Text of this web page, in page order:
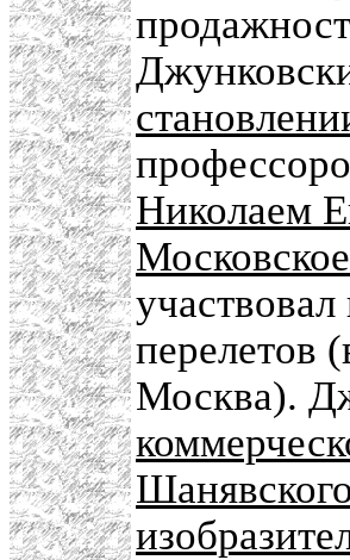
Николаем
перелетов
Москва).